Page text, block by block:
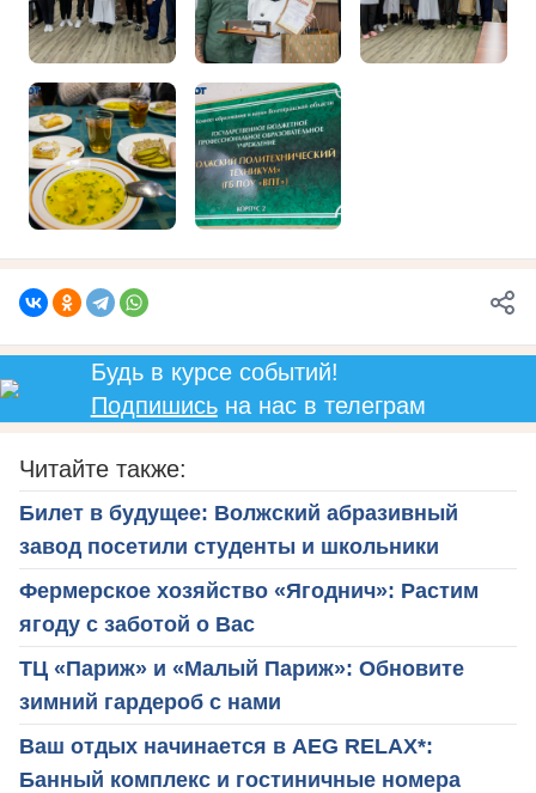
Будь в курсе событий!
Подпишисьна нас в телеграм
Читайте также:
Билет в будущее: Волжский абразивный
завод посетили студенты и школьники
Фермерское хозяйство «Ягоднич»: Растим
ягоду с заботой о Вас
ТЦ «Париж» и «Малый Париж»: Обновите
зимний гардероб с нами
Ваш отдых начинается в AEG RELAX*:
Банный комплекс и гостиничные номера